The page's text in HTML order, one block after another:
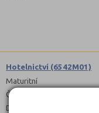
Hotelnictví (6542M01)
Maturitní
Čeština
Denní